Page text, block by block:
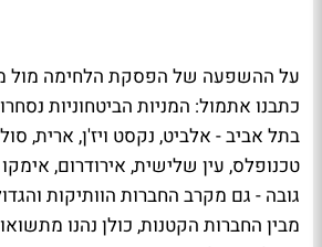
על ההשפעה של הפסקת הלחימה מול
כתבנו אתמול: המניות הביטחוניות
בתל אביב - אלביט, נקסט ויז'ן, ארית,
טכנופלס, עין שלישית, אירודרום,
גובה - גם מקרב החברות הוותיקות
מבין החברות הקטנות, כולן נהנו